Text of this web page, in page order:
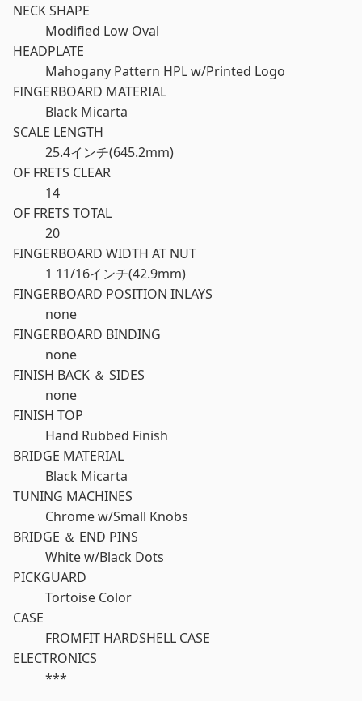
NECK SHAPE
Modified Low Oval
HEADPLATE
Mahogany Pattern HPL w/Printed Logo
FINGERBOARD MATERIAL
Black Micarta
SCALE LENGTH
25.4インチ(645.2mm)
OF FRETS CLEAR
14
OF FRETS TOTAL
20
FINGERBOARD WIDTH AT NUT
1 11/16インチ(42.9mm)
FINGERBOARD POSITION INLAYS
none
FINGERBOARD BINDING
none
FINISH BACK ＆ SIDES
none
FINISH TOP
Hand Rubbed Finish
BRIDGE MATERIAL
Black Micarta
TUNING MACHINES
Chrome w/Small Knobs
BRIDGE ＆ END PINS
White w/Black Dots
PICKGUARD
Tortoise Color
CASE
FROMFIT HARDSHELL CASE
ELECTRONICS
***